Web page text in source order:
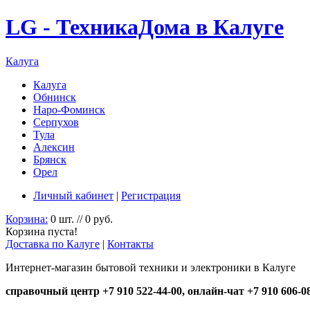
LG - ТехникаДома в Калуге
Калуга
Калуга
Обнинск
Наро-Фоминск
Серпухов
Тула
Алексин
Брянск
Орел
Личный кабинет | Регистрация
Корзина: 0 шт. // 0 руб.
Корзина пуста!
Доставка по Калуге | Контакты
Интернет-магазин бытовой техники и электроники в Калуге
справочный центр +7 910 522-44-00, онлайн-чат +7 910 606-